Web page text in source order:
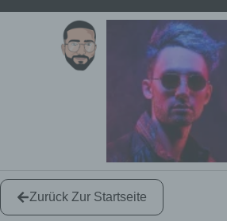
Zurück Zur Startseite